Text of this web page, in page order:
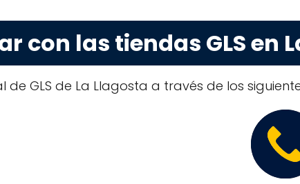
con las tiendas GLS en
GLS de La Llagosta a través de los